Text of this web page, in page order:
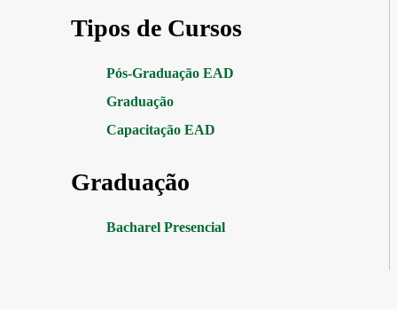
Tipos de Cursos
Pós-Graduação EAD
Graduação
Capacitação EAD
Graduação
Bacharel Presencial